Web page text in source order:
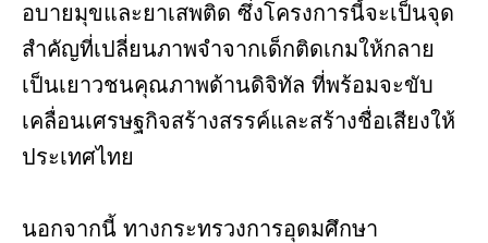
อบายมุขและยาเสพติด ซึ่งโครงการนี้จะเป็นจุด
สำคัญที่เปลี่ยนภาพจำจากเด็กติดเกมให้กลาย
เป็นเยาวชนคุณภาพด้านดิจิทัล ที่พร้อมจะขับ
เคลื่อนเศรษฐกิจสร้างสรรค์และสร้างชื่อเสียงให้
ประเทศไทย
นอกจากนี้ ทางกระทรวงการอุดมศึกษา